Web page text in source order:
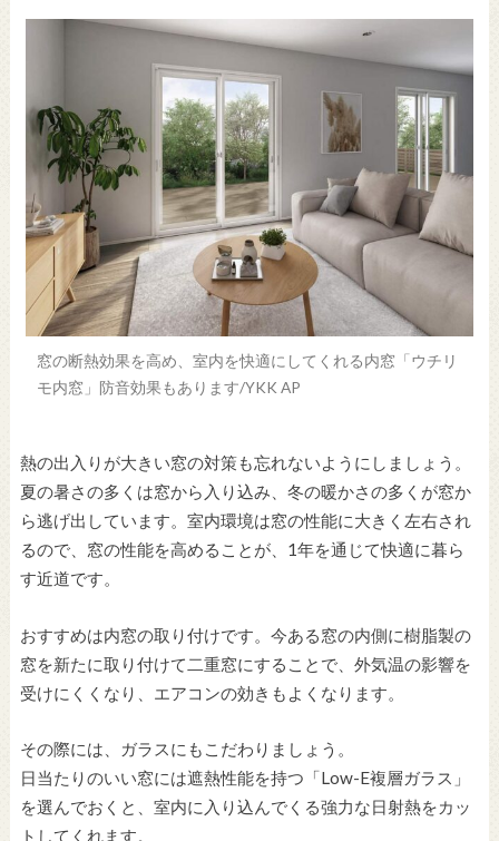
窓の断熱効果を高め、室内を快適にしてくれる内窓「ウチリ
モ内窓」防音効果もあります/YKK AP
熱の出入りが大きい窓の対策も忘れないようにしましょう。
夏の暑さの多くは窓から入り込み、冬の暖かさの多くが窓か
ら逃げ出しています。室内環境は窓の性能に大きく左右され
るので、窓の性能を高めることが、1年を通じて快適に暮ら
す近道です。
おすすめは内窓の取り付けです。今ある窓の内側に樹脂製の
窓を新たに取り付けて二重窓にすることで、外気温の影響を
受けにくくなり、エアコンの効きもよくなります。
その際には、ガラスにもこだわりましょう。
日当たりのいい窓には遮熱性能を持つ「Low-E複層ガラス」
を選んでおくと、室内に入り込んでくる強力な日射熱をカッ
トしてくれます。